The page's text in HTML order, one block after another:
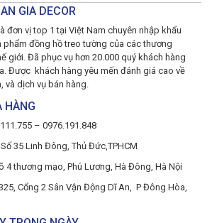
GIA DECOR
đơn vị top 1 tại Việt Nam chuyên nhập khẩu
phẩm đồng hồ treo tường của các thương
giới. Đã phục vụ hơn 20.000 quý khách hàng
Được khách hàng yêu mến đánh giá cao về
dịch vụ bán hàng.
HÀNG
– 0976.191.848
35 Linh Đông, Thủ Đức,TPHCM
4 thương mạo, Phú Lương, Hà Đông, Hà Nội
Cổng 2 Sân Vận Động Dĩ An, P Đông Hòa,